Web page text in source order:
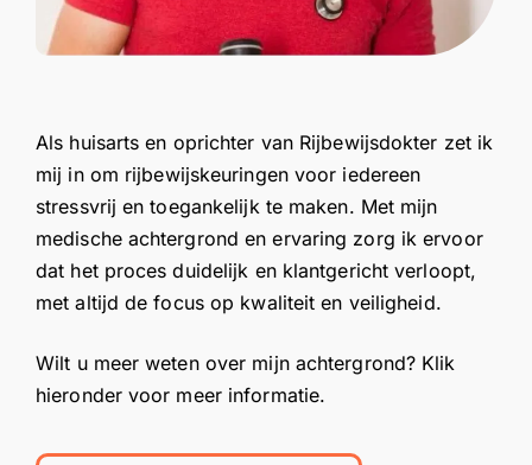
Als huisarts en oprichter van Rijbewijsdokter zet ik
mij in om rijbewijskeuringen voor iedereen
stressvrij en toegankelijk te maken. Met mijn
medische achtergrond en ervaring zorg ik ervoor
dat het proces duidelijk en klantgericht verloopt,
met altijd de focus op kwaliteit en veiligheid.
Wilt u meer weten over mijn achtergrond? Klik
hieronder voor meer informatie.